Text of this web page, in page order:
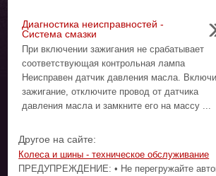
Диагностика неисправностей -
Система смазки
При включении зажигания не срабатывает
соответствующая контрольная лампа
Неисправен датчик давления масла.
зажигание, отключите провод от датчика
давления масла и замкните его на массу ...
Другое на сайте:
Колеса и шины - техническое обслуживание
ПРЕДУПРЕЖДЕНИЕ: • Не перегружайте